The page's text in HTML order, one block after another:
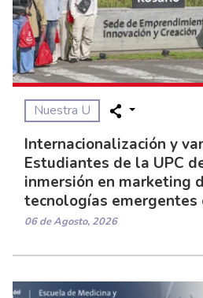
Nuestra U
Internacionalización y
Estudiantes de la UPC
inmersión en marketing
tecnologías emergentes
06 de Agosto, 2026